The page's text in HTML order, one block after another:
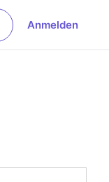
Anmelden